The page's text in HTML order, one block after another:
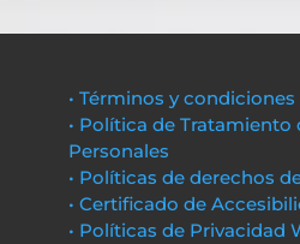
• Términos y condiciones
• Política de Tratamiento
Personales
• Políticas de derechos
• Certificado de
• Políticas de Privacidad